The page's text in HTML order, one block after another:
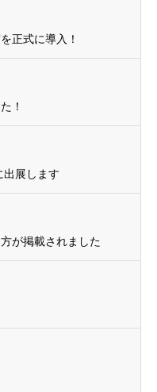
正式に導入！
！
展します
が掲載されました